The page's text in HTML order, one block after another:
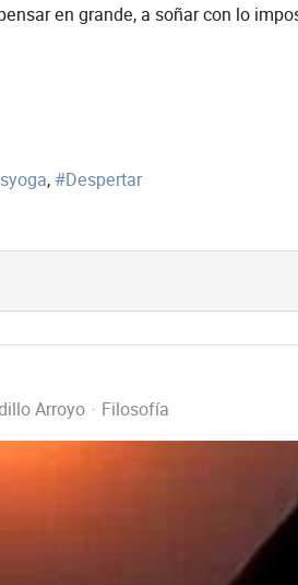
en grande, a soñar con lo
Despertar
Arroyo Filosofía